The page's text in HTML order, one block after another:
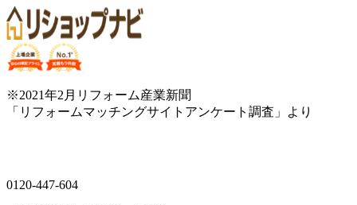
※2021年2月リフォーム産業新聞
「リフォームマッチングサイトアンケート調査」より
0120-447-604